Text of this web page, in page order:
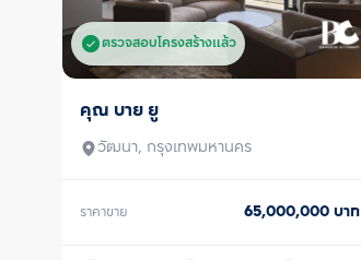
ตรวจสอบโครงสร้างแล้ว
ขาย
คุณ บาย ยู
วัฒนา, กรุงเทพมหานคร
ราคาขาย 65,000,000บาท